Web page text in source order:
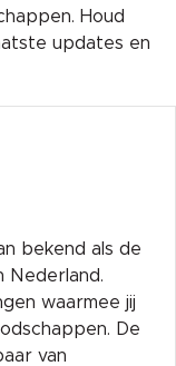
Houd
updates en
bekend als de
Nederland.
waarmee jij
De
van